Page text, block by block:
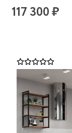
117 300 ₽